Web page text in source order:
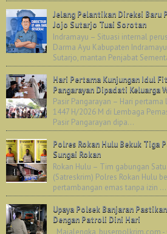
Jelang Pelantikan Direksi Baru
Jojo Sutarjo Tuai Sorotan
Indramayu – Situasi internal
Darma Ayu Kabupaten
Sutarjo, mantan Penjabat
Hari Pertama Kunjungan Idul
Pangarayan Dipadati Keluarga
Pasir Pangarayan – Hari
1447 H/2026 M di Lembaga
Pasir Pangarayan dipa...
Polres Rokan Hulu Bekuk Tiga
Sungai Rokan
Rokan Hulu – Tim gabungan
(Satreskrim) Polres Rokan Hulu
pertambangan emas tanpa izin ...
Upaya Polsek Banjaran
Dengan Patroli Dini Hari
Majalengka, buserpolkrim.com